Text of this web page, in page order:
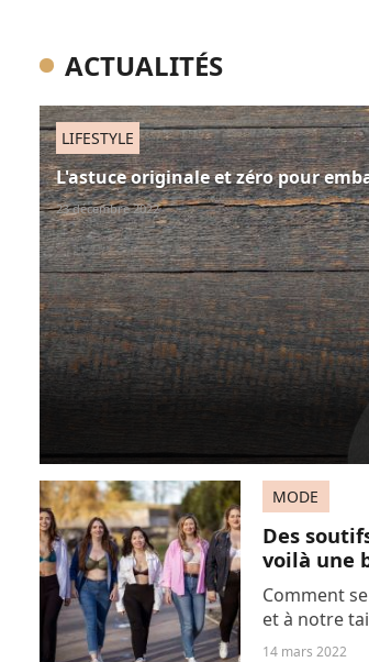
ACTUALITÉS
LIFESTYLE
L'astuce originale et zéro pour
23 décembre 2022
MODE
Des
voilà une
Comment
et à notre
d'un tel
14 mars 2022